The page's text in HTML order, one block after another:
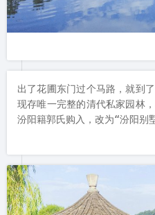
出了花圃东门过个马路，就到
现存唯一完整的清代私家园林
汾阳籍郭氏购入，改为“汾阳别